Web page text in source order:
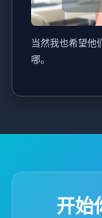
当然我也希望他
哪。
开始